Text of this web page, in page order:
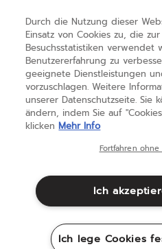
HILFE
ÜBER UNS
(deutsch)
Rechtliche Hinweise
Durch die Nutzung dieser
Einsatz von Cookies zu, die
Besuchsstatistiken verwendet
Benutzererfahrung zu
geeignete Dienstleistungen
vorzuschlagen. Weitere
unserer Datenschutzseite. Sie
ändern, indem Sie auf
klicken Mehr Info
Fortfahren
Ich
Ich lege Cookies